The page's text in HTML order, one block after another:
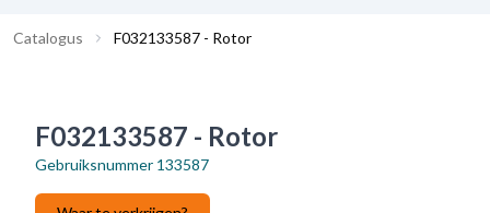
Catalogus F032133587 - Rotor
F032133587 - Rotor
Gebruiksnummer 133587